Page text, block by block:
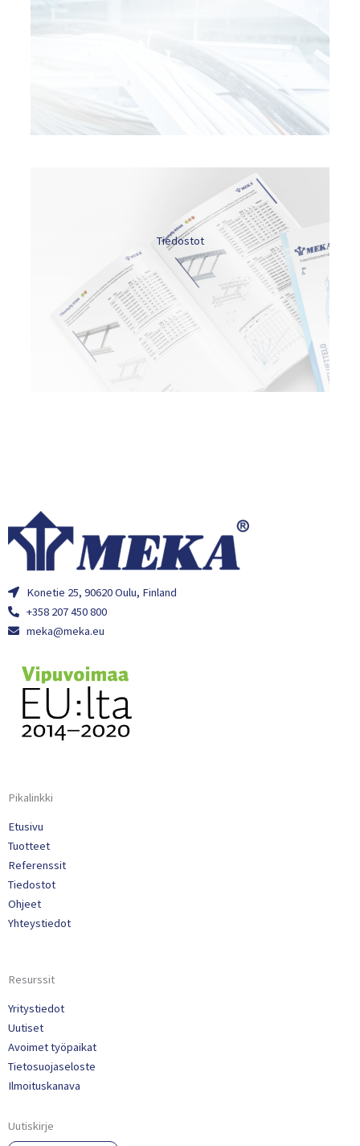
Tiedostot
Konetie 25, 90620 Oulu, Finland
+358 207 450 800
meka@meka.eu
Pikalinkki
Etusivu
Tuotteet
Referenssit
Tiedostot
Ohjeet
Yhteystiedot
Resurssit
Yritystiedot
Uutiset
Avoimet työpaikat
Tietosuojaseloste
Ilmoituskanava
Uutiskirje